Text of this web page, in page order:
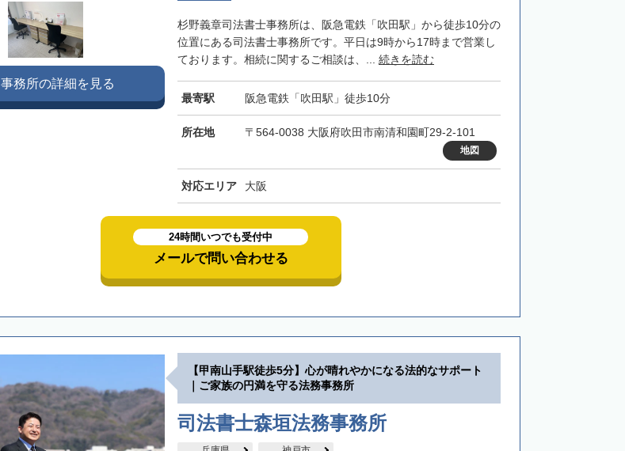
杉野義章司法書士事務所は、阪急電鉄「吹田駅」から徒歩10分の
位置にある司法書士事務所です。平日は9時から17時まで営業し
ております。相続に関するご相談は、... 続きを読む
最寄駅 阪急電鉄「吹田駅」徒歩10分
所在地 〒564-0038 大阪府吹田市南清和園町29-2-101
地図
対応エリア 大阪
事務所の詳細を見る
24時間いつでも受付中
メールで問い合わせる
【甲南山手駅徒歩5分】心が晴れやかになる法的なサポート
｜ご家族の円満を守る法務事務所
司法書士森垣法務事務所